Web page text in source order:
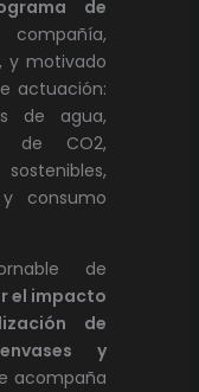
de
y motivado
actuación:
de agua,
de CO2,
consumo
de
el impacto
de
y
acompaña